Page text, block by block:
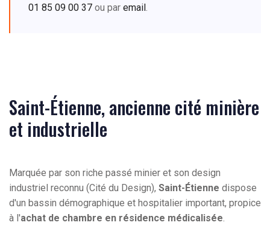
01 85 09 00 37 ou par email .
Saint-Étienne, ancienne cité minière
et industrielle
Marquée par son riche passé minier et son design
industriel reconnu (Cité du Design), Saint-Étienne dispose
d'un bassin démographique et hospitalier important, propice
à l'achat de chambre en résidence médicalisée.